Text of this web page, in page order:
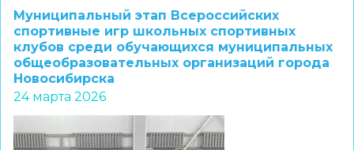
цикл
встреч
в
рамках
проекта
родительская
Муниципальный этап Всероссийских
спортивные игр школьных спортивных
клубов среди обучающихся муниципальных
общеобразовательных организаций города
Новосибирска
24 марта 2026